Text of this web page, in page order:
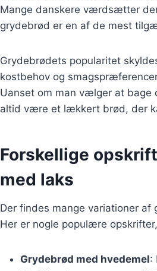
Mange danskere værdsætter
grydebrød er en af de mest
Grydebrødets popularitet
kostbehov og
Uanset om man vælger at bage
altid være et lækkert brød, der
Forskellige
med laks
Der findes mange variationer
Her er nogle populære
Grydebrød med hvedemel: